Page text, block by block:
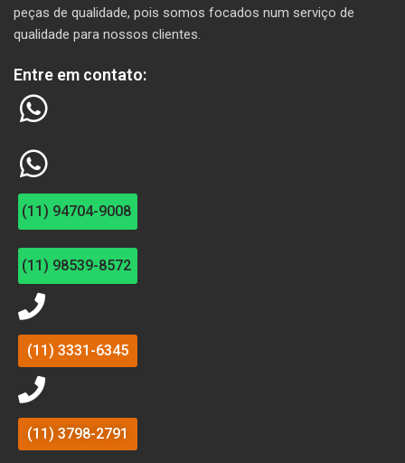
peças de qualidade, pois somos focados num serviço de
qualidade para nossos clientes.
Entre em contato:
(11) 94704-9008
(11) 98539-8572
(11) 3331-6345
(11) 3798-2791